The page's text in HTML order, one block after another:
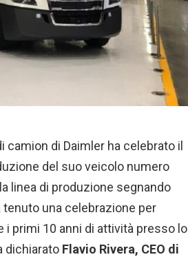
camion di Daimler ha celebrato il
del suo veicolo numero
linea di produzione segnando
una celebrazione per
i primi 10 anni di attività presso lo
dichiarato Flavio Rivera, CEO di